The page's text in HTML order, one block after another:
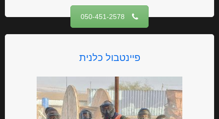
050-451-2578‏
פיינטבול כלנית